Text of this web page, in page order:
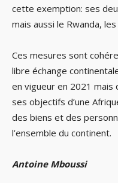
cette exemption: ses
mais aussi le Rwanda,
Ces mesures sont
libre échange
en vigueur en 2021 mais
ses objectifs d’une
des biens et des
l’ensemble du continent.
Antoine Mboussi